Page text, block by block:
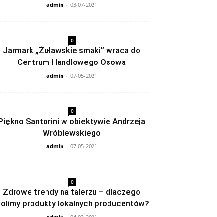
admin - 03-07-2021
0
Jarmark „Żuławskie smaki” wraca do
Centrum Handlowego Osowa
admin - 07-05-2021
0
Santorini w obiektywie Andrzeja
Wróblewskiego
admin - 07-05-2021
0
Zdrowe trendy na talerzu – dlaczego
produkty lokalnych producentów?